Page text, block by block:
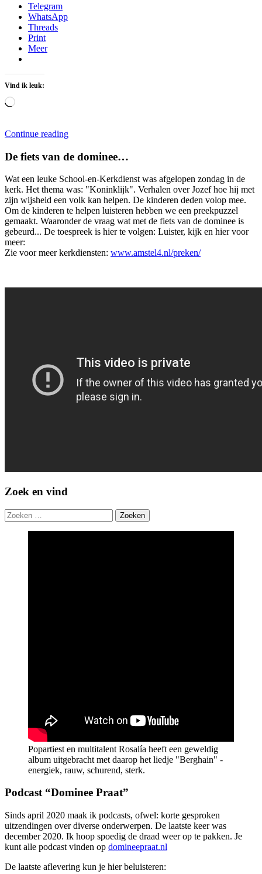
Telegram
WhatsApp
Threads
Print
Meer
Vind ik leuk:
Aan
Continue reading
De fiets van de dominee…
Wat een leuke School-en-Kerkdienst was afgelopen zondag in de
kerk. Het thema was: "Koninklijk". Verhalen over Jozef hoe hij met
zijn wijsheid een volk kan helpen. De kinderen deden volop mee.
Om de kinderen te helpen luisteren hebben we een preekpuzzel
gemaakt. Waaronder de vraag wat met de fiets van de dominee is
gebeurd... De toespreek is hier te volgen: Luister, kijk en hier voor
meer:
Zie voor meer kerkdiensten: www.amstel4.nl/preken/
Zoek en vind
Zoeken
naar:
Popartiest en multitalent Rosalía heeft een geweldig
album uitgebracht met daarop het liedje "Berghain" -
energiek, rauw, schurend, sterk.
Podcast “Dominee Praat”
Sinds april 2020 maak ik podcasts, ofwel: korte gesproken
uitzendingen over diverse onderwerpen. De laatste keer was
december 2020. Ik hoop spoedig de draad weer op te pakken. Je
kunt alle podcast vinden op domineepraat.nl
De laatste aflevering kun je hier beluisteren: